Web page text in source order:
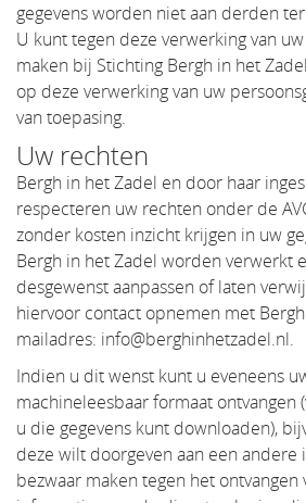
gegevens worden niet aan derden
U kunt tegen deze verwerking van
maken bij Stichting Bergh in het
op deze verwerking van uw
van toepasing.
Uw rechten
Bergh in het Zadel en door haar
respecteren uw rechten onder de
zonder kosten inzicht krijgen in uw
Bergh in het Zadel worden verwerkt
desgewenst aanpassen of laten
hiervoor contact opnemen met
mailadres: info@berghinhetzadel.nl.
Indien u dit wenst kunt u eveneens
machineleesbaar formaat ontvangen
u die gegevens kunt downloaden),
deze wilt doorgeven aan een andere
bezwaar maken tegen het ontvangen